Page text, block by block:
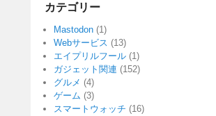
カテゴリー
Mastodon (1)
Webサービス (13)
エイプリルフール (1)
ガジェット関連 (152)
グルメ (4)
ゲーム (3)
スマートウォッチ (16)